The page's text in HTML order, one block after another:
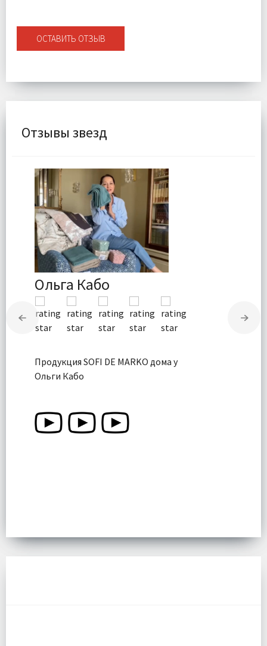
ОСТАВИТЬ ОТЗЫВ
Отзывы звезд
Ольга Кабо
Продукция SOFI DE MARKO дома у
Ольги Кабо